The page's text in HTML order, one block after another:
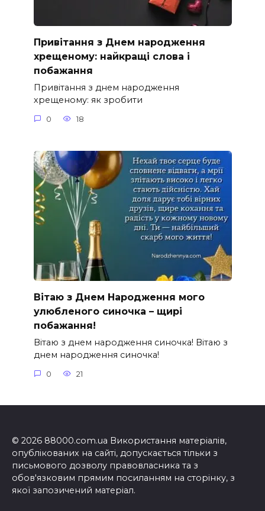
Привітання з Днем народження
хрещеному: найкращі слова і
побажання
Привітання з днем народження
хрещеному: як зробити
0 18
Вітаю з Днем Народження мого
улюбленого синочка – щирі
побажання!
Вітаю з днем народження синочка! Вітаю з
днем народження синочка!
0 21
© 2026 88000.com.ua Використання матеріалів,
опублікованих на сайті, допускається тільки з
письмового дозволу правовласника та з
обов'язковим прямим посиланням на сторінку, з
якої запозичений матеріал.